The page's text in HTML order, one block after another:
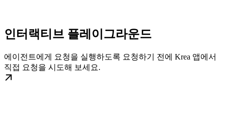
인터랙티브 플레이그라운드
에이전트에게 요청을 실행하도록 요청하기 전에 Krea 앱에서
직접 요청을 시도해 보세요.